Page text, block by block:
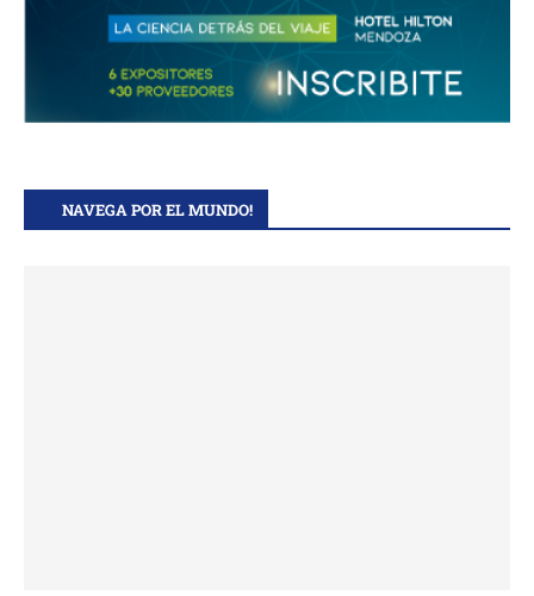
NAVEGA POR EL MUNDO!